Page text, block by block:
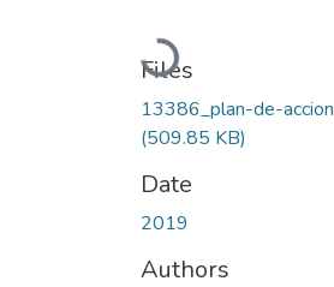
Loading...
Files
13386_plan-de-
(509.85 KB)
Date
2019
Authors